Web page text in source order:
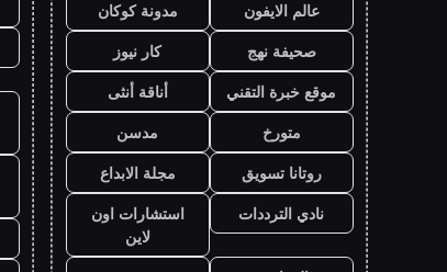
عالم الايفون
مدونة كوكان
صحيفة نهج
كار نيوز
موقع خبرة التقني
أناقة أنثى
متورخ
مدسن
روتانا تسويق
مجلة الابداع
نادي الترددات
استشارات اون
لاين